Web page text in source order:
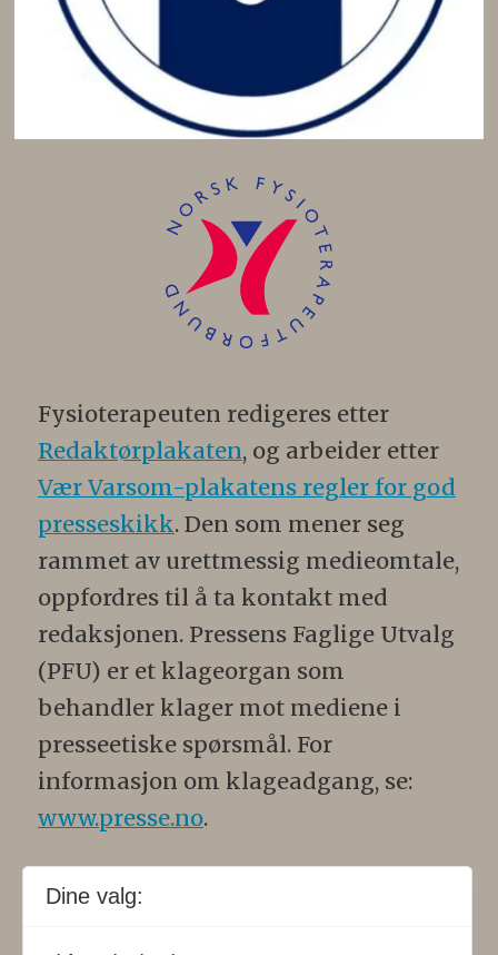
Fysioterapeuten redigeres etter
Redaktørplakaten, og arbeider etter
Vær Varsom-plakatens regler for god
presseskikk. Den som mener seg
rammet av urettmessig medieomtale,
oppfordres til å ta kontakt med
redaksjonen. Pressens Faglige Utvalg
(PFU) er et klageorgan som
behandler klager mot mediene i
presseetiske spørsmål. For
informasjon om klageadgang, se:
www.presse.no.
Formålsparagraf:Fysioterapeuten
skal gjennom en saklig og fri
Dine valg: